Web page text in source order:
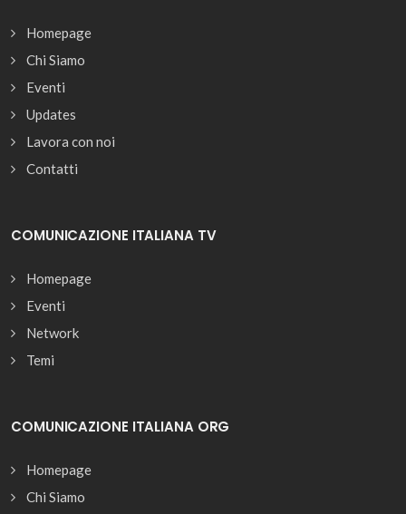
Homepage
Chi Siamo
Eventi
Updates
Lavora con noi
Contatti
COMUNICAZIONE ITALIANA TV
Homepage
Eventi
Network
Temi
COMUNICAZIONE ITALIANA ORG
Homepage
Chi Siamo